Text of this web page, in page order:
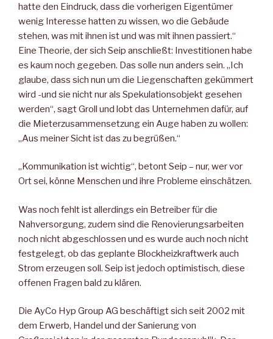
hatte den Eindruck, dass die vorherigen Eigentümer
wenig Interesse hatten zu wissen, wo die Gebäude
stehen, was mit ihnen ist und was mit ihnen passiert.“
Eine Theorie, der sich Seip anschließt: Investitionen habe
es kaum noch gegeben. Das solle nun anders sein. „Ich
glaube, dass sich nun um die Liegenschaften gekümmert
wird -und sie nicht nur als Spekulationsobjekt gesehen
werden“, sagt Groll und lobt das Unternehmen dafür, auf
die Mieterzusammensetzung ein Auge haben zu wollen:
„Aus meiner Sicht ist das zu begrüßen.“
„Kommunikation ist wichtig“, betont Seip – nur, wer vor
Ort sei, könne Menschen und ihre Probleme einschätzen.
Was noch fehlt ist allerdings ein Betreiber für die
Nahversorgung, zudem sind die Renovierungsarbeiten
noch nicht abgeschlossen und es wurde auch noch nicht
festgelegt, ob das geplante Blockheizkraftwerk auch
Strom erzeugen soll. Seip ist jedoch optimistisch, diese
offenen Fragen bald zu klären.
Die AyCo Hyp Group AG beschäftigt sich seit 2002 mit
dem Erwerb, Handel und der Sanierung von